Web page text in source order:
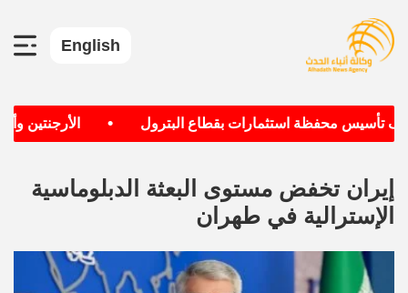
English
تأسيس محفظة استثمارات بقطاع البترول الأرجنتين
إيران تخفض مستوى البعثة الدبلوماسية
الإسترالية في طهران